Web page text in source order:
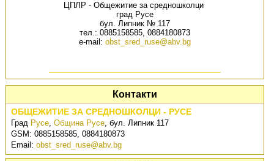
ЦПЛР - Общежитие за средношколци
град Русе
бул. Липник № 117
тел.: 0885158585, 0884180873
e-mail:obst_sred_ruse@abv.bg
Контакти
ОБЩЕЖИТИЕ ЗА СРЕДНОШКОЛЦИ - РУСЕ
Град Русе,Община Русе,бул. Липник 117
GSM:0885158585, 0884180873
Email:obst_sred_ruse@abv.bg